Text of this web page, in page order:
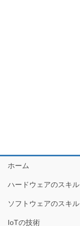
ホーム
ハードウェアのスキル
ソフトウェアのスキル
IoTの技術